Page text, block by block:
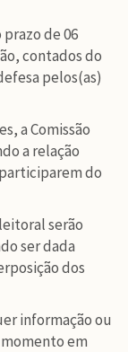
de 06
contados do
pelos(as)
a Comissão
a relação
do
serão
ser dada
dos
informação ou
em